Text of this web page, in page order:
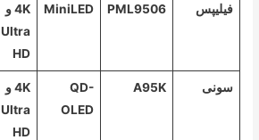
فیلیپس PML9506
MiniLED
4K و
Ultra
HD
سونی A95K
QD-
OLED
4K و
Ultra
HD